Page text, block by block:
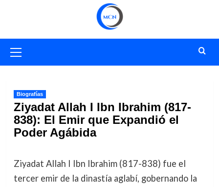
primario
Biografías
Ziyadat Allah I Ibn Ibrahim (817-
838): El Emir que Expandió el
Poder Agábida
Ziyadat Allah I Ibn Ibrahim (817-838) fue el
tercer emir de la dinastía aglabí, gobernando la